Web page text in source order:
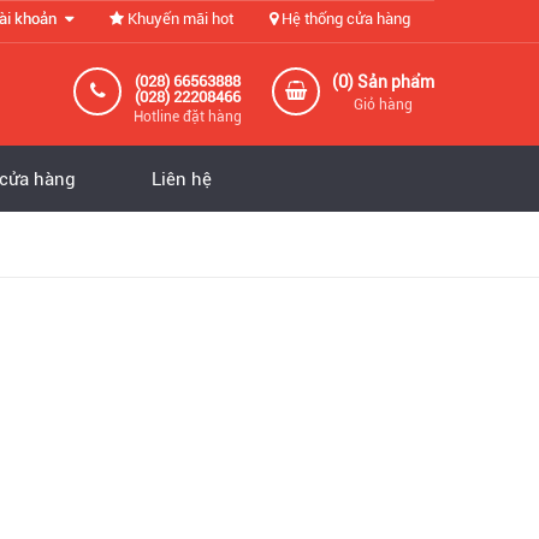
khoản Khuyến mãi hot Hệ thống cửa hàng
(0) Sản phẩm
Giỏ hàng
(028) 66563888
(028) 22208466
Hotline đặt hàng
hàng Liên hệ